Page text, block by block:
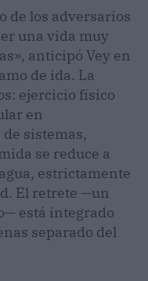
de los adversarios
una vida muy
anticipó Vey en
de ida. La
ejercicio físico
en
sistemas,
se reduce a
estrictamente
El retrete —un
está integrado
separado del